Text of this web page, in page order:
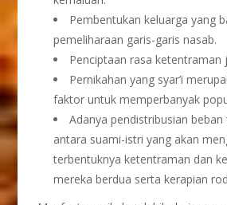
Pembentukan keluarga yang
pemeliharaan garis-garis nasab.
Penciptaan rasa ketentraman
Pernikahan yang syar’i
faktor untuk memperbanyak
Adanya pendistribusian
antara suami-istri yang akan
terbentuknya ketentraman dan
mereka berdua serta kerapian